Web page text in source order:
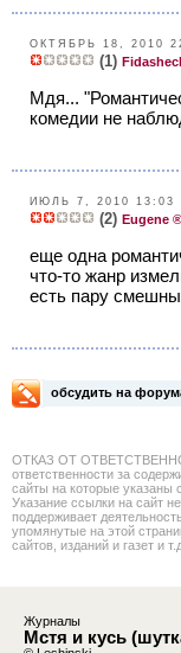
ОКТЯБРЬ 18, 2010
(1)
Мдя...
комедии не
ИЮЛЬ 7, 2010 13:03
(2) Eugene ®
еще одна
что-то жанр
есть пару
обсудить на
ОТКАЗ ОТ
ответственности за
сайты на которые указаны
Указание ссылки на сайт
поддерживает
упомянутые на этой
сайтов, изданий и газет и
Журналы
Мстя и кусь